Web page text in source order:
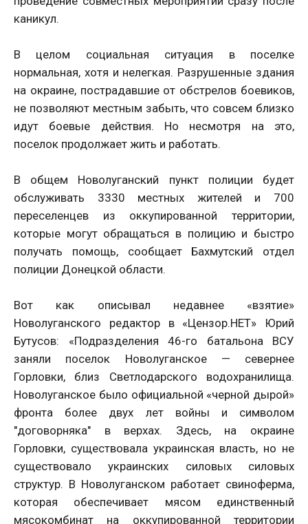
каникул.
В целом социальная ситуация в поселке
нормальная, хотя и нелегкая. Разрушенные здания
на окраине, пострадавшие от обстрелов боевиков,
не позволяют местным забыть, что совсем близко
идут боевые действия. Но несмотря на это,
поселок продолжает жить и работать.
В общем Новолуганский пункт полиции будет
обслуживать 3330 местных жителей и 700
переселенцев из оккупированной территории,
которые могут обращаться в полицию и быстро
получать помощь, сообщает Бахмутский отдел
полиции Донецкой области.
Вот как описывал недавнее «взятие»
Новолуганского редактор в «Цензор.НЕТ» Юрий
Бутусов: «Подразделения 46-го батальона ВСУ
заняли поселок Новолуганское — севернее
Горловки, близ Светлодарского водохранилища.
Новолуганское было официальной «черной дырой»
фронта более двух лет войны и символом
"договорняка" в верхах. Здесь, на окраине
Горловки, существовала украинская власть, но не
существовало украинских силовых силовых
структур. В Новолуганском работает свиноферма,
которая обеспечивает мясом единственный
мясокомбинат на оккупированной территории